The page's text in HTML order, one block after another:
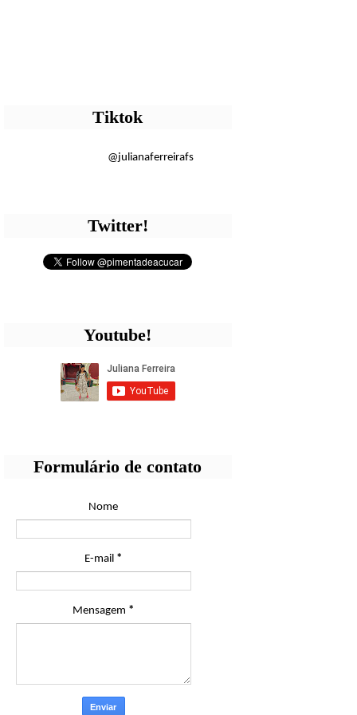
Tiktok
@julianaferreirafs
Twitter!
Youtube!
Formulário de contato
Nome
E-mail *
Mensagem *